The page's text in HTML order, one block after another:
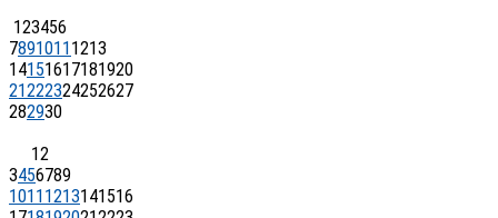
123456
7891011 1213
14151617181920
21222324252627
282930
12
3456789
1011 1213141516